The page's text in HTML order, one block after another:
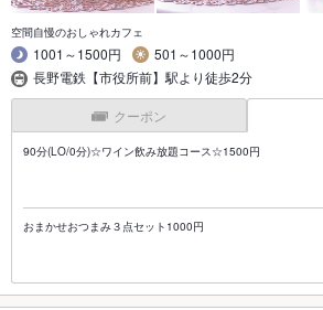
空間自慢のおしゃれカフェ
1001～1500円
501～1000円
長野電鉄【市役所前】駅より徒歩2分
クーポン
90分(LO/0分)☆ワイン飲み放題コース☆1500円
おまかせおつまみ３点セット1000円